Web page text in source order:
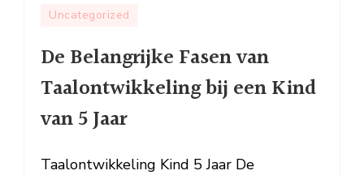
Uncategorized
De Belangrijke Fasen van
Taalontwikkeling bij een Kind
van 5 Jaar
Taalontwikkeling Kind 5 Jaar De